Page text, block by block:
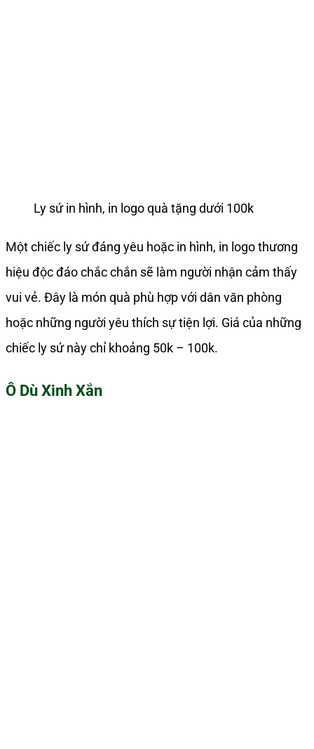
Ly sứ in hình, in logo quà tặng dưới 100k
Một chiếc ly sứ đáng yêu hoặc in hình, in logo thương
hiệu độc đáo chắc chắn sẽ làm người nhận cảm thấy
vui vẻ. Đây là món quà phù hợp với dân văn phòng
hoặc những người yêu thích sự tiện lợi. Giá của những
chiếc ly sứ này chỉ khoảng 50k – 100k.
Ô Dù Xinh Xắn